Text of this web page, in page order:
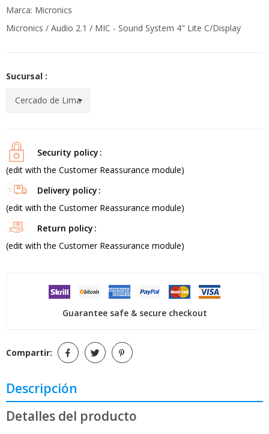
Marca: Micronics
Micronics / Audio 2.1 / MIC - Sound System 4" Lite C/Display
Sucursal :
Security policy
(edit with the Customer Reassurance module)
Delivery policy
(edit with the Customer Reassurance module)
Return policy
(edit with the Customer Reassurance module)
Guarantee safe & secure checkout
Compartir:
Descripción
Detalles del producto